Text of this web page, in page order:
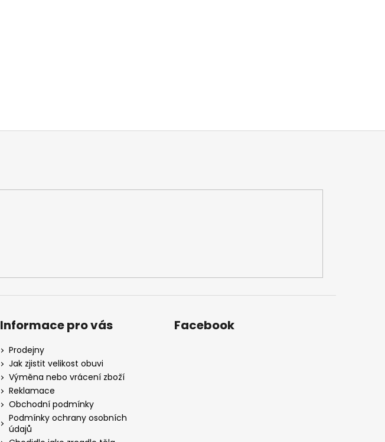
Informace pro vás
Prodejny
Jak zjistit velikost obuvi
Výměna nebo vrácení zboží
Reklamace
Obchodní podmínky
Podmínky ochrany osobních
údajů
Facebook